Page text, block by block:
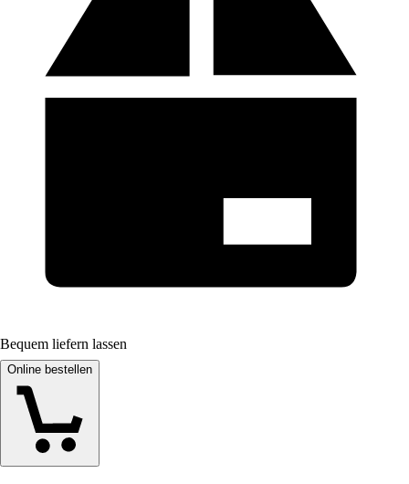
Bequem liefern lassen
Online bestellen